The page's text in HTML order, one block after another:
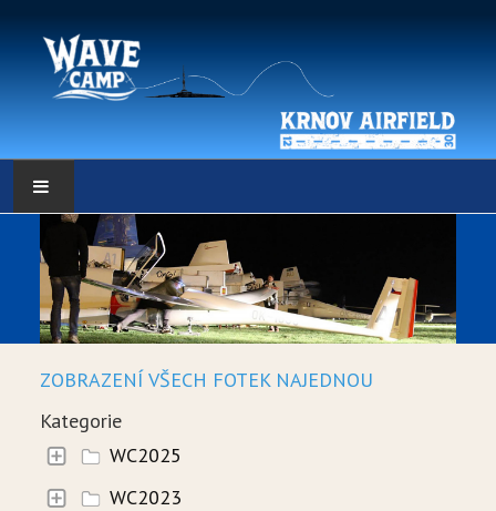
HLAVNÍ STRÁNKA
POČASÍ
POČASÍ - DATA
WEBKAMERY
LOW RES METEO
SELF BRIEFING
ZOBRAZENÍ VŠECH FOTEK NAJEDNOU
Kategorie
WC2025
WC2023